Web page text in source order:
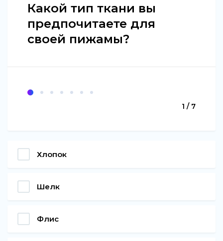
Какой тип ткани вы
предпочитаете для
своей пижамы?
1 / 7
Хлопок
Шелк
Флис